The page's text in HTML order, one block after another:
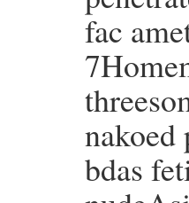
fac
nakoed
bdas